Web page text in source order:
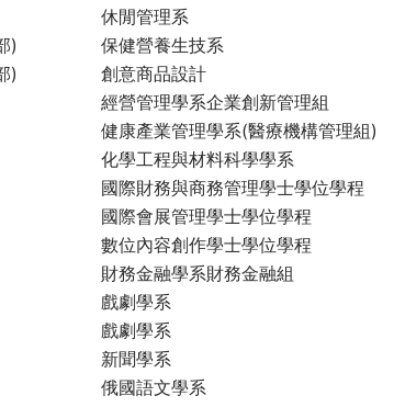
休閒管理系
)
保健營養生技系
)
創意商品設計
經營管理學系企業創新管理組
健康產業管理學系(醫療機構管理組)
化學工程與材料科學學系
國際財務與商務管理學士學位學程
國際會展管理學士學位學程
數位內容創作學士學位學程
財務金融學系財務金融組
戲劇學系
戲劇學系
新聞學系
俄國語文學系